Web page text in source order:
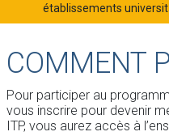
établissements
COMMENT
Pour participer au
vous inscrire pour devenir
ITP, vous aurez accès à